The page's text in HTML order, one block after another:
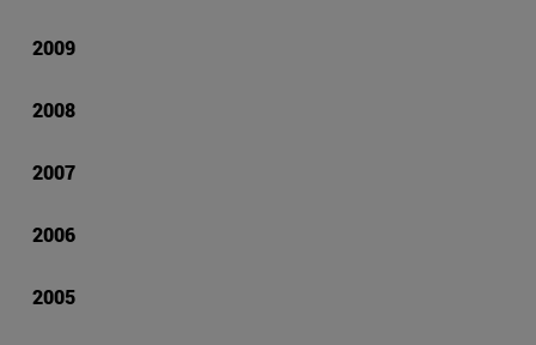
2009
2008
2007
2006
2005